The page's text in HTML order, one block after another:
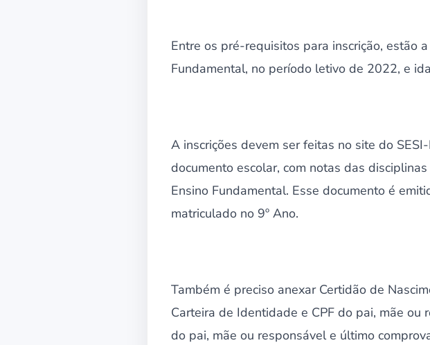
Entre os pré-requisitos para inscrição, estão
Fundamental, no período letivo de 2022, e
A inscrições devem ser feitas no site do
documento escolar, com notas das
Ensino Fundamental. Esse documento é
matriculado no 9º Ano.
Também é preciso anexar Certidão de
Carteira de Identidade e CPF do pai, mãe
do pai, mãe ou responsável e último